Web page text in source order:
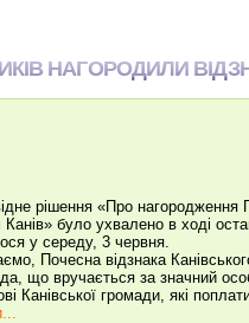
НАГОРОДИЛИ
рішення «Про нагородження
Канів» було ухвалено в ході
у середу, 3 червня.
Почесна відзнака
що вручається за значний
Канівської громади, які